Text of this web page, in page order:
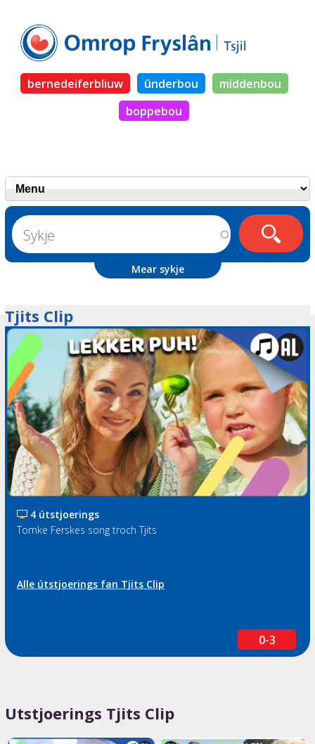
bernedeiferbliuw ûnderbou
middenbou
boppebou
Mear sykje
Tjits Clip
4 útstjoerings
Tomke Ferskes song troch Tjits
Alle útstjoerings fan Tjits Clip
0-3
Utstjoerings Tjits Clip